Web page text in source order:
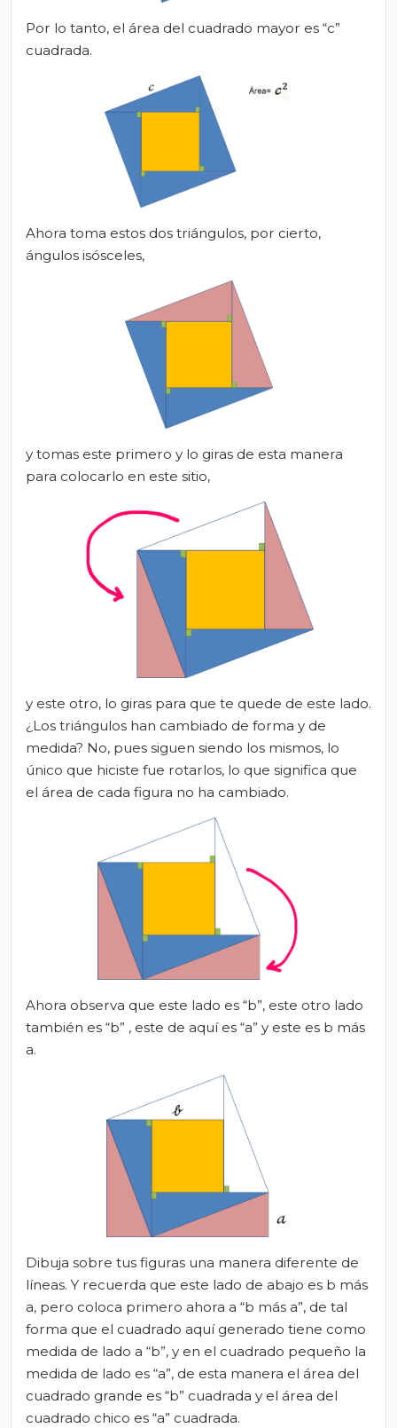
Por lo tanto, el área del cuadrado mayor es “c”
cuadrada.
Ahora toma estos dos triángulos, por cierto,
ángulos isósceles,
y tomas este primero y lo giras de esta manera
para colocarlo en este sitio,
y este otro, lo giras para que te quede de este lado.
¿Los triángulos han cambiado de forma y de
medida? No, pues siguen siendo los mismos, lo
único que hiciste fue rotarlos, lo que significa que
el área de cada figura no ha cambiado.
Ahora observa que este lado es “b”, este otro lado
también es “b” , este de aquí es “a” y este es b más
a.
Dibuja sobre tus figuras una manera diferente de
líneas. Y recuerda que este lado de abajo es b más
a, pero coloca primero ahora a “b más a”, de tal
forma que el cuadrado aquí generado tiene como
medida de lado a “b”, y en el cuadrado pequeño la
medida de lado es “a”, de esta manera el área del
cuadrado grande es “b” cuadrada y el área del
cuadrado chico es “a” cuadrada.